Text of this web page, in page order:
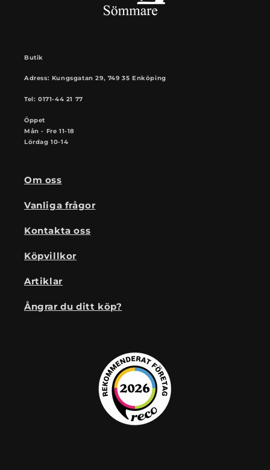
Butik
Adress: Kungsgatan 29, 749 35 Enköping
Tel: 0171-44 21 77
Öppet
Mån - Fre 11-18
Lördag 10-14
Om oss
Vanliga frågor
Kontakta oss
Köpvillkor
Artiklar
Ångrar du ditt köp?